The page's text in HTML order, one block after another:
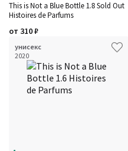
This is Not a Blue Bottle 1.8 Sold Out
Histoires de Parfums
от 310₽
унисекс
2020